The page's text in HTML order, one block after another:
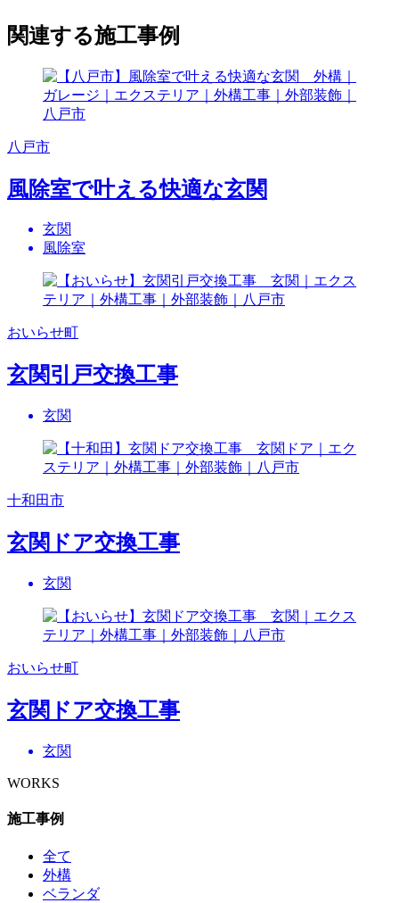
関連する施工事例
八戸市
風除室で叶える快適な玄関
玄関
風除室
おいらせ町
玄関引戸交換工事
玄関
十和田市
玄関ドア交換工事
玄関
おいらせ町
玄関ドア交換工事
玄関
WORKS
施工事例
全て
外構
ベランダ